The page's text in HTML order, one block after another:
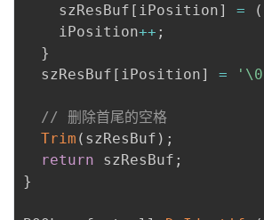
    szResBuf
[ iPosition] = (
    iPosition
++ ;
}
  szResBuf
[ iPosition] =
// 删除首尾的空格
Trim ( szResBuf ) ;
return szResBuf ;
}